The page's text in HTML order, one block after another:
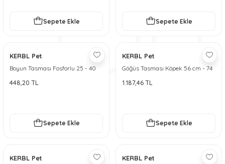
Sepete Ekle Sepete Ekle
KERBL Pet
Boyun Tasması Fosforlu 25 - 40
448,20 TL
Sepete Ekle
KERBL Pet
Göğüs Tasması Köpek 56 cm - 74
1.187,46 TL
Sepete Ekle
KERBL Pet KERBL Pet